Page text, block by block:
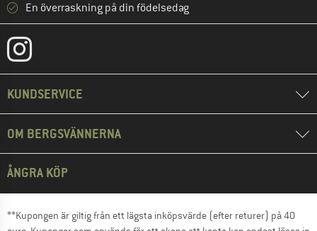
En överraskning på din födelsedag
KUNDSERVICE
OM BERGSVÄNNERNA
ÅNGRA KÖP
**Kupongen är giltig från ett lägsta inköpsvärde (efter returer) på 40